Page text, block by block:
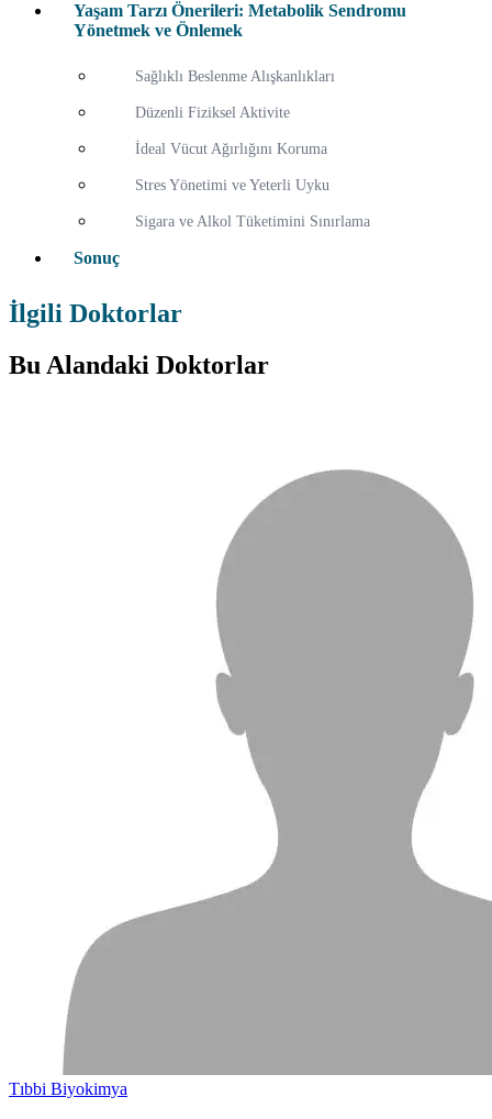
Yaşam Tarzı Önerileri: Metabolik Sendromu
Yönetmek ve Önlemek
Sağlıklı Beslenme Alışkanlıkları
Düzenli Fiziksel Aktivite
İdeal Vücut Ağırlığını Koruma
Stres Yönetimi ve Yeterli Uyku
Sigara ve Alkol Tüketimini Sınırlama
Sonuç
İlgili Doktorlar
Bu Alandaki Doktorlar
Tıbbi Biyokimya